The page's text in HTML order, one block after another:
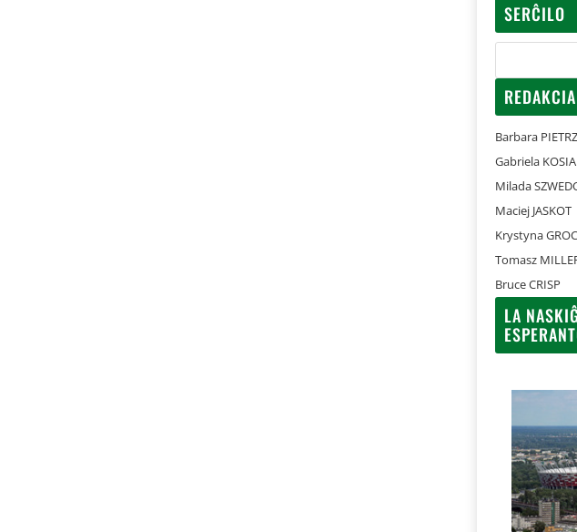
SERĈILO
Barbara
Gabriela
Milada
Maciej JASKOT
Krystyna
Tomasz
Bruce CRISP
LA